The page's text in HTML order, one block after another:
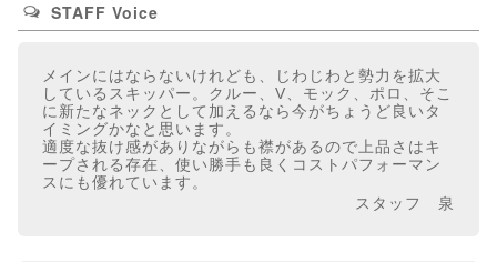
STAFF Voice
メインにはならないけれども、じわじわと勢力を拡大
しているスキッパー。クルー、V、モック、ポロ、そこ
に新たなネックとして加えるなら今がちょうど良いタ
イミングかなと思います。
適度な抜け感がありながらも襟があるので上品さはキ
ープされる存在、使い勝手も良くコストパフォーマン
スにも優れています。
スタッフ 泉